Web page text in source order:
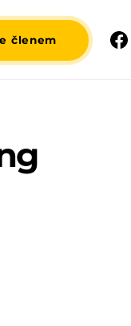
členem